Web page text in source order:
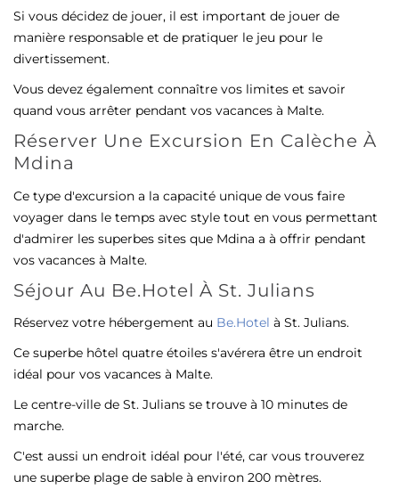
Si vous décidez de jouer, il est important de jouer de
manière responsable et de pratiquer le jeu pour le
divertissement.
Vous devez également connaître vos limites et savoir
quand vous arrêter pendant vos vacances à Malte.
Réserver Une Excursion En Calèche À
Mdina
Ce type d'excursion a la capacité unique de vous faire
voyager dans le temps avec style tout en vous permettant
d'admirer les superbes sites que Mdina a à offrir pendant
vos vacances à Malte.
Séjour Au Be.Hotel À St. Julians
Réservez votre hébergement au Be.Hotel à St. Julians.
Ce superbe hôtel quatre étoiles s'avérera être un endroit
idéal pour vos vacances à Malte.
Le centre-ville de St. Julians se trouve à 10 minutes de
marche.
C'est aussi un endroit idéal pour l'été, car vous trouverez
une superbe plage de sable à environ 200 mètres.